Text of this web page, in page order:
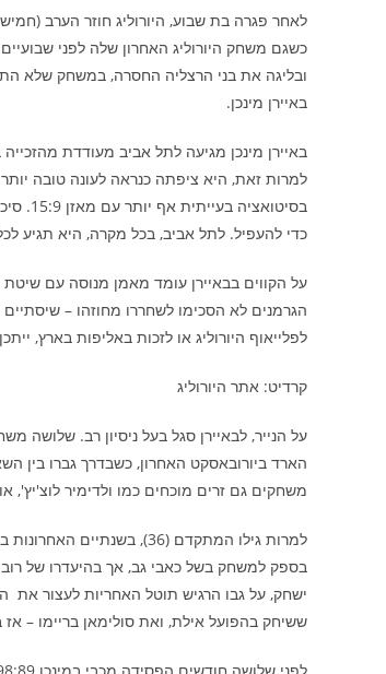
כשגם משחק היורוליג האחרון שלה לפני
ובליגה את בני הרצליה החסרה, במשחק שלא
באיירן מינכן.
באיירן מינכן מגיעה לתל אביב מעודדת
למרות זאת, היא ציפתה כנראה לעונה טובה
כדי להעפיל. לתל אביב, בכל מקרה, היא תגיע
על הקווים בבאיירן עומד מאמן מנוסה עם
הגרמנים לא הסכימו לשחררו מחוזהו –
לפלייאוף היורוליג או לזכות באליפות בארץ,
קרדיט: אתר היורוליג
על הנייר, לבאיירן סגל בעל ניסיון רב. שלושה
הארד ביורובאסקט האחרון, כשבדרך גברו בין
משחקים גם זרים מוכחים כמו ולדימיר לוצ'יץ',
למרות גילו המתקדם (36),
בספק למשחק בשל כאבי גב, אך בהיעדרו של
ששיחק בהפועל אילת, ואת סולימאן בריימו – אז